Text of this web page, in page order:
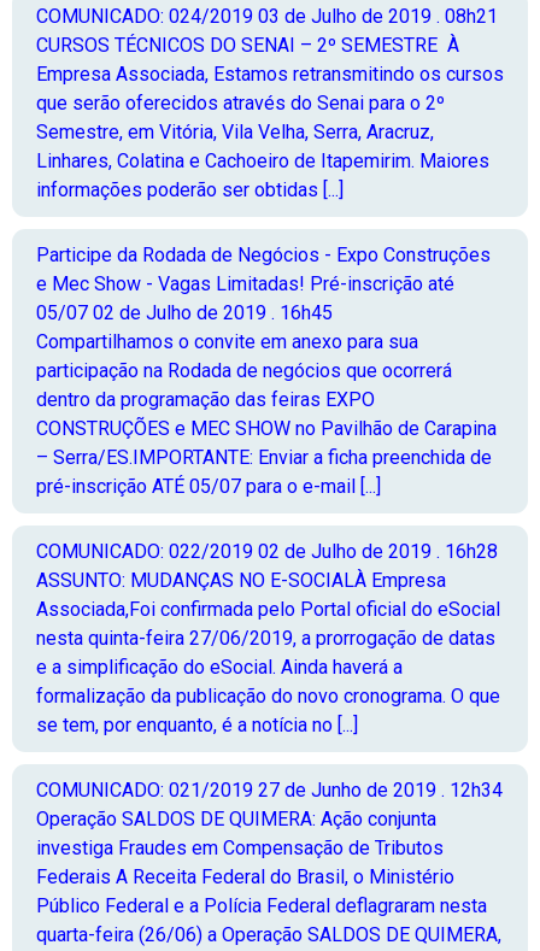
COMUNICADO: 024/2019 03 de Julho de 2019 . 08h21
CURSOS TÉCNICOS DO SENAI – 2º SEMESTRE À
Empresa Associada, Estamos retransmitindo os cursos
que serão oferecidos através do Senai para o 2º
Semestre, em Vitória, Vila Velha, Serra, Aracruz,
Linhares, Colatina e Cachoeiro de Itapemirim. Maiores
informações poderão ser obtidas [...]
Participe da Rodada de Negócios - Expo Construções
e Mec Show - Vagas Limitadas! Pré-inscrição até
05/07 02 de Julho de 2019 . 16h45
Compartilhamos o convite em anexo para sua
participação na Rodada de negócios que ocorrerá
dentro da programação das feiras EXPO
CONSTRUÇÕES e MEC SHOW no Pavilhão de Carapina
– Serra/ES.IMPORTANTE: Enviar a ficha preenchida de
pré-inscrição ATÉ 05/07 para o e-mail [...]
COMUNICADO: 022/2019 02 de Julho de 2019 . 16h28
ASSUNTO: MUDANÇAS NO E-SOCIALÀ Empresa
Associada,Foi confirmada pelo Portal oficial do eSocial
nesta quinta-feira 27/06/2019, a prorrogação de datas
e a simplificação do eSocial. Ainda haverá a
formalização da publicação do novo cronograma. O que
se tem, por enquanto, é a notícia no [...]
COMUNICADO: 021/2019 27 de Junho de 2019 . 12h34
Operação SALDOS DE QUIMERA: Ação conjunta
investiga Fraudes em Compensação de Tributos
Federais A Receita Federal do Brasil, o Ministério
Público Federal e a Polícia Federal deflagraram nesta
quarta-feira (26/06) a Operação SALDOS DE QUIMERA,